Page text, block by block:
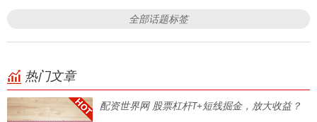
全部话题标签
热门文章
配资世界网 股票杠杆T+短线掘金，放大收益？